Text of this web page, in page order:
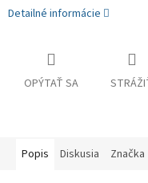
Detailné informácie
OPÝTAŤ SA
Popis Diskusia Značka